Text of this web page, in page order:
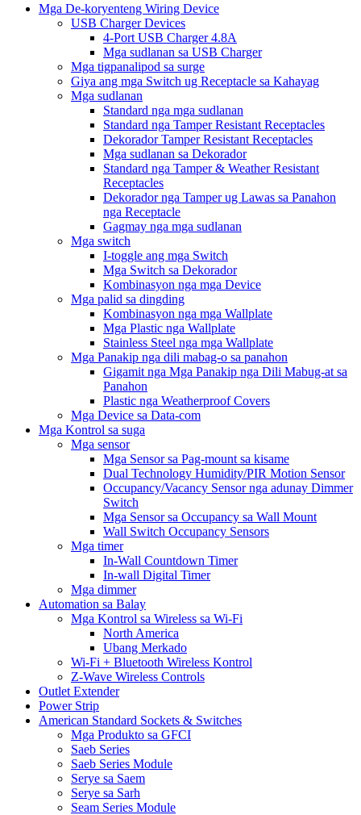
Mga De-koryenteng Wiring Device
USB Charger Devices
4-Port USB Charger 4.8A
Mga sudlanan sa USB Charger
Mga tigpanalipod sa surge
Giya ang mga Switch ug Receptacle sa Kahayag
Mga sudlanan
Standard nga mga sudlanan
Standard nga Tamper Resistant Receptacles
Dekorador Tamper Resistant Receptacles
Mga sudlanan sa Dekorador
Standard nga Tamper & Weather Resistant
Receptacles
Dekorador nga Tamper ug Lawas sa Panahon
nga Receptacle
Gagmay nga mga sudlanan
Mga switch
I-toggle ang mga Switch
Mga Switch sa Dekorador
Kombinasyon nga mga Device
Mga palid sa dingding
Kombinasyon nga mga Wallplate
Mga Plastic nga Wallplate
Stainless Steel nga mga Wallplate
Mga Panakip nga dili mabag-o sa panahon
Gigamit nga Mga Panakip nga Dili Mabug-at sa
Panahon
Plastic nga Weatherproof Covers
Mga Device sa Data-com
Mga Kontrol sa suga
Mga sensor
Mga Sensor sa Pag-mount sa kisame
Dual Technology Humidity/PIR Motion Sensor
Occupancy/Vacancy Sensor nga adunay Dimmer
Switch
Mga Sensor sa Occupancy sa Wall Mount
Wall Switch Occupancy Sensors
Mga timer
In-Wall Countdown Timer
In-wall Digital Timer
Mga dimmer
Automation sa Balay
Mga Kontrol sa Wireless sa Wi-Fi
North America
Ubang Merkado
Wi-Fi + Bluetooth Wireless Kontrol
Z-Wave Wireless Controls
Outlet Extender
Power Strip
American Standard Sockets & Switches
Mga Produkto sa GFCI
Saeb Series
Saeb Series Module
Serye sa Saem
Serye sa Sarh
Seam Series Module